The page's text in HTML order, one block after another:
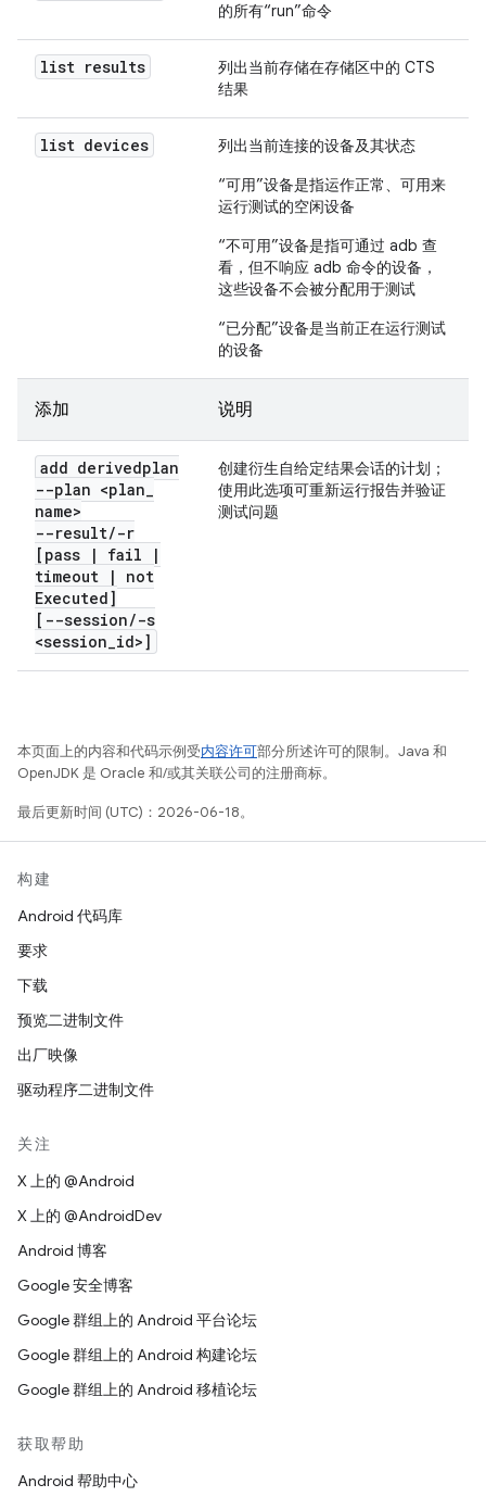
的所有“run”命令
list results
列出当前存储在存储区中的 CTS
结果
list devices
列出当前连接的设备及其状态
“可用”设备是指运作正常、可用来
运行测试的空闲设备
“不可用”设备是指可通过 adb 查
看，但不响应 adb 命令的设备，
这些设备不会被分配用于测试
“已分配”设备是当前正在运行测试
的设备
添加 说明
add derivedplan
--plan <plan_
name>
--result/-r
[pass
| fail
|
timeout
|
not
Executed]
[--session/-s
<session_id>]
创建衍生自给定结果会话的计划；
使用此选项可重新运行报告并验证
测试问题
本页面上的内容和代码示例受内容许可部分所述许可的限制。Java 和
OpenJDK 是 Oracle 和/或其关联公司的注册商标。
最后更新时间 (UTC)：2026-06-18。
构建
Android 代码库
要求
下载
预览二进制文件
出厂映像
驱动程序二进制文件
关注
X 上的 @Android
X 上的 @AndroidDev
Android 博客
Google 安全博客
Google 群组上的 Android 平台论坛
Google 群组上的 Android 构建论坛
Google 群组上的 Android 移植论坛
获取帮助
Android 帮助中心